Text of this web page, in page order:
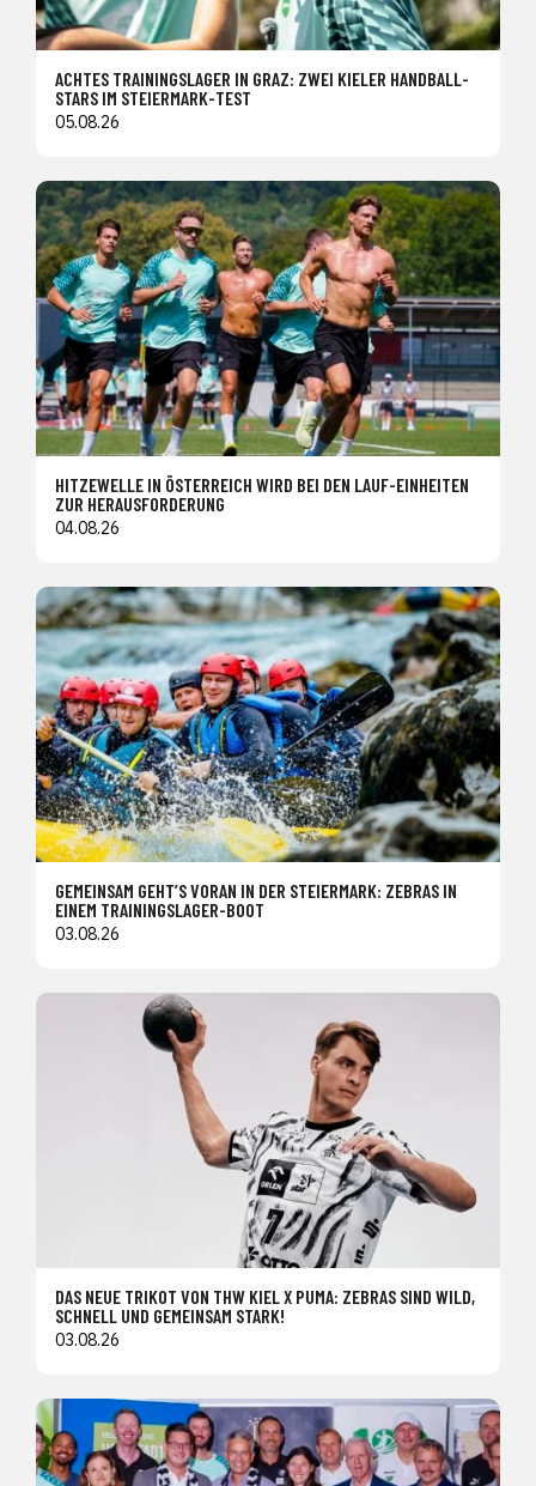
ACHTES TRAININGSLAGER IN GRAZ: ZWEI KIELER HANDBALL-
STARS IM STEIERMARK-TEST
05.08.26
HITZEWELLE IN ÖSTERREICH WIRD BEI DEN LAUF-EINHEITEN
ZUR HERAUSFORDERUNG
04.08.26
GEMEINSAM GEHT’S VORAN IN DER STEIERMARK: ZEBRAS IN
EINEM TRAININGSLAGER-BOOT
03.08.26
DAS NEUE TRIKOT VON THW KIEL X PUMA: ZEBRAS SIND WILD,
SCHNELL UND GEMEINSAM STARK!
03.08.26